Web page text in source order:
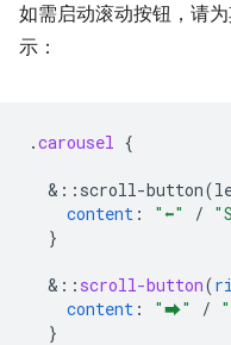
如需启动滚动按钮，请
示：
.carousel {
& ::scroll-
content : "⬅" /
}
& :: scroll-button(
content : "⮕" /
}